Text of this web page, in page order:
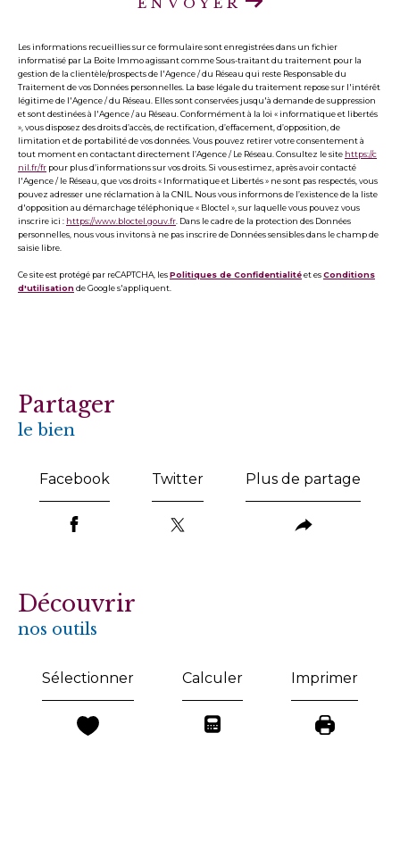
Les informations recueillies sur ce formulaire sont enregistrées dans un fichier
informatisé par La Boite Immo agissant comme Sous-traitant du traitement pour la
gestion de la clientèle/prospects de l'Agence / du Réseau qui reste Responsable du
Traitement de vos Données personnelles. La base légale du traitement repose sur l'intérêt
légitime de l'Agence / du Réseau. Elles sont conservées jusqu'à demande de suppression
et sont destinées à l'Agence / au Réseau. Conformément à la loi « informatique et libertés
», vous disposez des droits d’accès, de rectification, d’effacement, d’opposition, de
limitation et de portabilité de vos données. Vous pouvez retirer votre consentement à
tout moment en contactant directement l’Agence / Le Réseau. Consultez le site https://c
nil.fr/fr pour plus d’informations sur vos droits. Si vous estimez, après avoir contacté
l'Agence / le Réseau, que vos droits « Informatique et Libertés » ne sont pas respectés, vous
pouvez adresser une réclamation à la CNIL. Nous vous informons de l’existence de la liste
d'opposition au démarchage téléphonique « Bloctel », sur laquelle vous pouvez vous
inscrire ici : https://www.bloctel.gouv.fr. Dans le cadre de la protection des Données
personnelles, nous vous invitons à ne pas inscrire de Données sensibles dans le champ de
saisie libre.
Ce site est protégé par reCAPTCHA, lesPolitiques de Confidentialitéet esConditions
d'utilisationde Google s'appliquent.
partager
le bien
Facebook Twitter Plus de partage
découvrir
nos outils
Sélectionner Calculer Imprimer